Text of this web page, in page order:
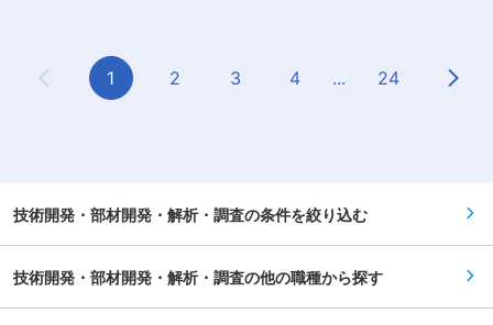
機の発着場の舗装材料 （3） 居住施設の隕石防護
層 ■組織構成（宇宙領域のメンバー） 現在部長
も含めて5名（半分の社員が中途採用でご入社）
をもって、新たな挑戦を拓いていくことが使命で
宙へ行く」「宇宙に住む」「宇宙を使う」です。
変更の範囲：会社の定める業務
海外橋梁案件の技術支援 ・床板取替工事の設計施
工 2)橋梁に関わる営業支援 ・入札時技術提案作
成、プロポーザル 3)橋梁に関わる技術開発 ■働
務工程を立て業務を行っています。 ・入寮条件は
ありますが寮も完備されています。 ・住宅融資や
持株制度、退職金制度など福利厚生、各種手当も
革」の取り組み 当社では、社員全員がいきいきと
Previous Page
1 2 3 4 ... 24
技術開発・部材開発・解析・調査の条件を絞り込む
技術開発・部材開発・解析・調査の他の職種から探す